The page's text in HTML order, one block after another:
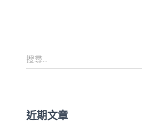
搜
尋
:
搜尋...
近期文章